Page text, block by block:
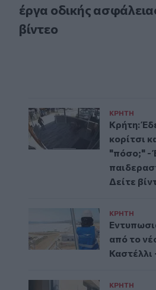
έργα οδικής
βίντεο
ΚΡΗΤΗ
Κρήτη:
κορίτσι
"πόσο;" -
Δείτε
ΚΡΗΤΗ
από το
Καστέλλι
ΚΡΗΤΗ